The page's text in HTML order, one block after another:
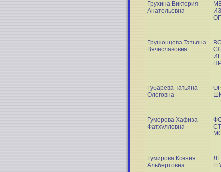
Грухина Виктория
Анатольевна
Грушенцева Татьяна
Вячеславовна
Губарева Татьяна
Олеговна
Гумерова Хафиза
Фатхулловна
Гумирова Ксения
Альбертовна